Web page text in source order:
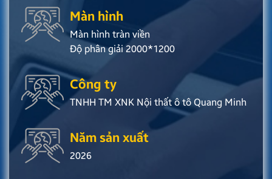
Màn hình
Màn hình tràn viền
Độ phân giải 2000*1200
Công ty
TNHH TM XNK Nội thất ô tô Quang Minh
Năm sản xuất
2026